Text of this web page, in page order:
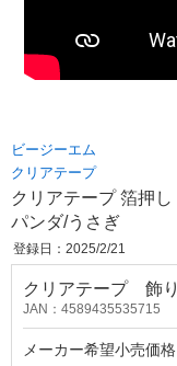
ビージーエム
クリアテープ
クリアテープ 箔押
パンダ/うさぎ
登録日：2025/2/21
クリアテープ 飾
JAN：4589435535715
メーカー希望小売価格